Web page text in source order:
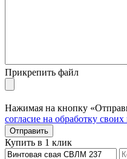
Прикрепить файл
Нажимая на кнопку
согласие на обработку
Отправить
Купить в 1 клик